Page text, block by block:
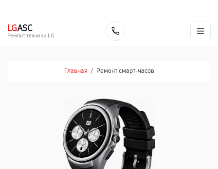
LGASC
Ремонт техники LG
Главная / Ремонт смарт-часов